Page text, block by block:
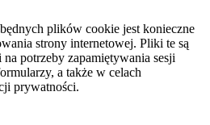
plików cookie jest konieczne
strony internetowej. Pliki te są
potrzeby zapamiętywania sesji
a także w celach
prywatności.